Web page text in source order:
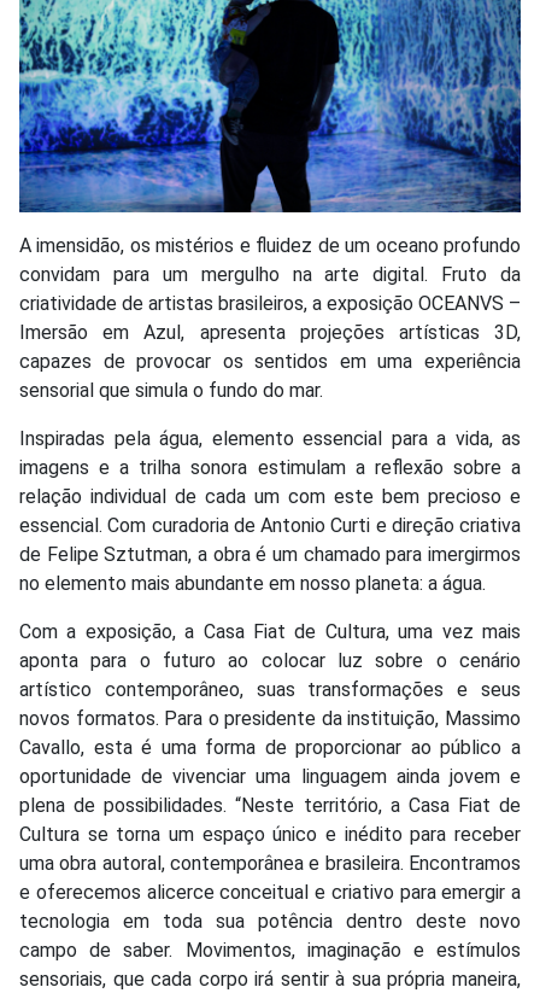
A imensidão, os mistérios e fluidez de um oceano profundo
convidam para um mergulho na arte digital. Fruto da
criatividade de artistas brasileiros, a exposição OCEANVS –
Imersão em Azul, apresenta projeções artísticas 3D,
capazes de provocar os sentidos em uma experiência
sensorial que simula o fundo do mar.
Inspiradas pela água, elemento essencial para a vida, as
imagens e a trilha sonora estimulam a reflexão sobre a
relação individual de cada um com este bem precioso e
essencial. Com curadoria de Antonio Curti e direção criativa
de Felipe Sztutman, a obra é um chamado para imergirmos
no elemento mais abundante em nosso planeta: a água.
Com a exposição, a Casa Fiat de Cultura, uma vez mais
aponta para o futuro ao colocar luz sobre o cenário
artístico contemporâneo, suas transformações e seus
novos formatos. Para o presidente da instituição, Massimo
Cavallo, esta é uma forma de proporcionar ao público a
oportunidade de vivenciar uma linguagem ainda jovem e
plena de possibilidades. “Neste território, a Casa Fiat de
Cultura se torna um espaço único e inédito para receber
uma obra autoral, contemporânea e brasileira. Encontramos
e oferecemos alicerce conceitual e criativo para emergir a
tecnologia em toda sua potência dentro deste novo
campo de saber. Movimentos, imaginação e estímulos
sensoriais, que cada corpo irá sentir à sua própria maneira,